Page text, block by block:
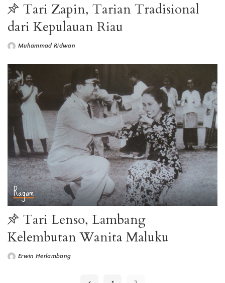
Tari Zapin, Tarian Tradisional
dari Kepulauan Riau
Muhammad Ridwan
Ragam
Tari Lenso, Lambang
Kelembutan Wanita Maluku
Erwin Herlambang